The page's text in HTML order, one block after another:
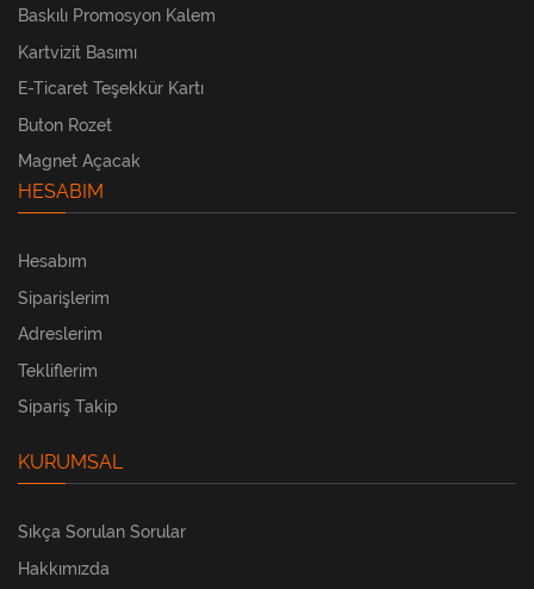
Baskılı Promosyon Kalem
Kartvizit Basımı
E-Ticaret Teşekkür Kartı
Buton Rozet
Magnet Açacak
HESABIM
Hesabım
Siparişlerim
Adreslerim
Tekliflerim
Sipariş Takip
KURUMSAL
Sıkça Sorulan Sorular
Hakkımızda